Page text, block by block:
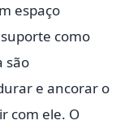
espaço
como
são
e ancorar o
com ele. O